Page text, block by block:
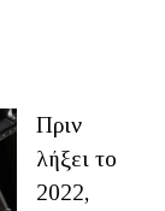
Πριν
λήξει το
2022,